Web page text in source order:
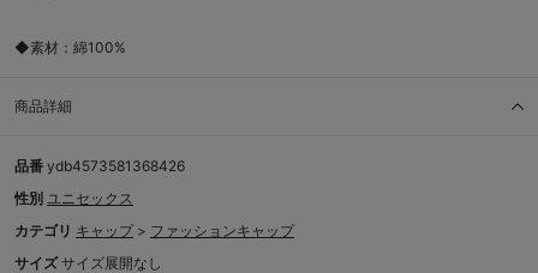
◆素材：綿100%
商品詳細
品番 ydb4573581368426
性別 ユニセックス
カテゴリ キャップ > ファッションキャップ
サイズ サイズ展開なし